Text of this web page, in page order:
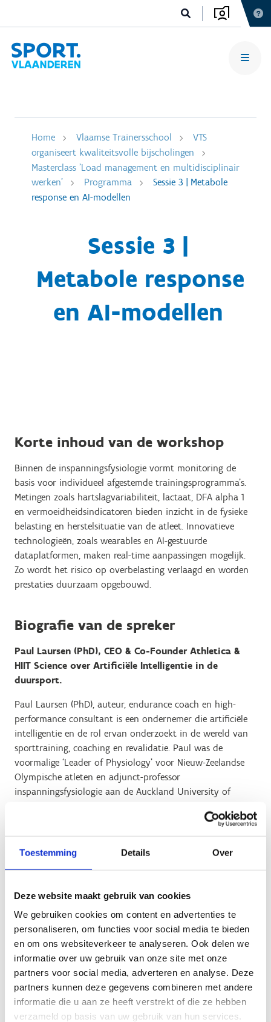
Toestemming Details Over
Deze website maakt gebruik van cookies
We gebruiken cookies om content en advertenties te
personaliseren, om functies voor social media te bieden
en om ons websiteverkeer te analyseren. Ook delen we
informatie over uw gebruik van onze site met onze
partners voor social media, adverteren en analyse. Deze
partners kunnen deze gegevens combineren met andere
informatie die u aan ze heeft verstrekt of die ze hebben
verzameld op basis van uw gebruik van hun services.
Home Vlaamse Trainersschool
VTS
organiseert kwaliteitsvolle bijscholingen
Masterclass 'Load management en multidisciplinair
werken'
Programma
Sessie 3 | Metabole
response en AI-modellen
Sessie 3 |
Metabole response
en AI-modellen
Korte inhoud van de workshop
Binnen de inspanningsfysiologie vormt monitoring de
basis voor individueel afgestemde trainingsprogramma’s.
Metingen zoals hartslagvariabiliteit, lactaat, DFA alpha 1
en vermoeidheidsindicatoren bieden inzicht in de fysieke
belasting en herstelsituatie van de atleet. Innovatieve
technologieën, zoals wearables en AI-gestuurde
dataplatformen, maken real-time aanpassingen mogelijk.
Zo wordt het risico op overbelasting verlaagd en worden
prestaties duurzaam opgebouwd.
Biografie van de spreker
Paul Laursen (PhD), CEO & Co-Founder Athletica &
HIIT Science over Artificiële Intelligentie in de
duursport.
Paul Laursen (PhD), auteur, endurance coach en high-
performance consultant is een ondernemer die artificiële
intelligentie en de rol ervan onderzoekt in de wereld van
sporttraining, coaching en revalidatie. Paul was de
voormalige ‘Leader of Physiology’ voor Nieuw-Zeelandse
Olympische atleten en adjunct-professor
inspanningsfysiologie aan de Auckland University of
die ook meer dan 150 wetenschappelijke artikels heeft
gepubliceerd en zijn werk wordt veelvuldig geciteerd. Als
co-auteur heeft hij samen met Martin Buchheit het boek
In zijn lezing zal Paul zijn kennis delen hoe kunstmatige
intelligentie kan worden gebruikt om
coachingsbeslissingen en het voorschrijven van
trainingsprogramma’s te verbeteren. Het zal een
uiteenzetting zijn waarin onderzocht wordt hoe
kunstmatige intelligentie nu al een rol speelt en de
komende decennia een rol zal blijven spelen bij het
voorschrijven van trainingsprogramma’s.